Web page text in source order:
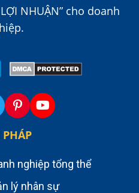
NHUẬN” cho doanh
nghiệp tổng thể
lý nhân sự